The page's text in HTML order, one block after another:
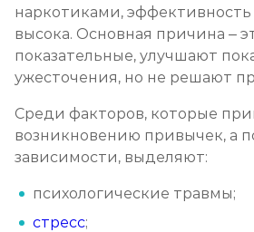
наркотиками, эффективность
высока. Основная причина –
показательные, улучшают
ужесточения, но не решают
Среди факторов, которые
возникновению привычек, а
зависимости, выделяют:
психологические травмы;
стресс;